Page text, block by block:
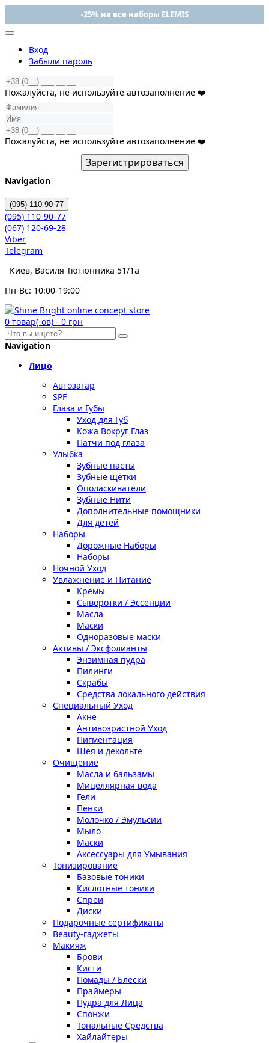
-25% на все наборы ELEMIS
Вход
Забыли пароль
Пожалуйста, не используйте автозаполнение ❤️
Пожалуйста, не используйте автозаполнение ❤️
Зарегистрироваться
Navigation
(095) 110-90-77
(095) 110-90-77
(067) 120-69-28
Viber
Telegram
Киев, Василя Тютюнника 51/1а
Пн-Вс: 10:00-19:00
0 товар(-ов) - 0 грн
Navigation
Лицо
Автозагар
SPF
Глаза и Губы
Уход для Губ
Кожа Вокруг Глаз
Патчи под глаза
Улыбка
Зубные пасты
Зубные щётки
Ополаскиватели
Зубные Нити
Дополнительные помощники
Для детей
Наборы
Дорожные Наборы
Наборы
Ночной Уход
Увлажнение и Питание
Кремы
Сыворотки / Эссенции
Масла
Маски
Одноразовые маски
Активы / Эксфолианты
Энзимная пудра
Пилинги
Скрабы
Средства локального действия
Специальный Уход
Акне
Антивозрастной Уход
Пигментация
Шея и декольте
Очищение
Масла и бальзамы
Мицеллярная вода
Гели
Пенки
Молочко / Эмульсии
Мыло
Маски
Аксессуары для Умывания
Тонизирование
Базовые тоники
Кислотные тоники
Спреи
Диски
Подарочные сертификаты
Beauty-гаджеты
Макияж
Брови
Кисти
Помады / Блески
Праймеры
Пудра для Лица
Спонжи
Тональные Средства
Хайлайтеры